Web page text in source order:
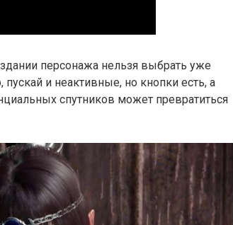
персонажа нельзя выбрать уже
пускай и неактивные, но кнопки есть, а
спутников может превратиться